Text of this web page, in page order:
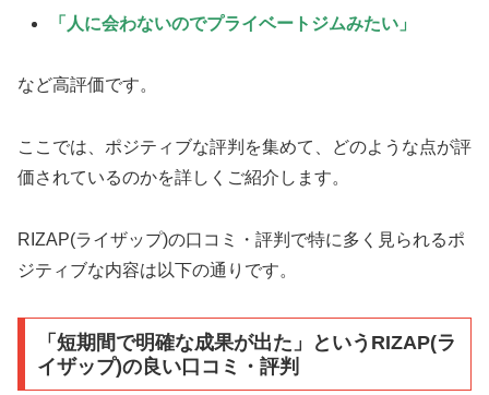
「人に会わないのでプライベートジムみたい」
など高評価です。
ここでは、ポジティブな評判を集めて、どのような点が評
価されているのかを詳しくご紹介します。
RIZAP(ライザップ)の口コミ・評判で特に多く見られるポ
ジティブな内容は以下の通りです。
「短期間で明確な成果が出た」というRIZAP(ラ
イザップ)の良い口コミ・評判